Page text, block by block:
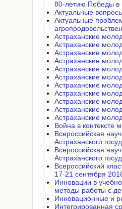
80-летию Победы в
Актуальные
Актуальные
Астраханские
Астраханские
Астраханские
Астраханские
Астраханские
Астраханские
Астраханские
Астраханские
Астраханские
Астраханские
Астраханские
Война в контексте
Всероссийская
Астраханского
Всероссийская
Астраханского
Всероссийский
17-21 сентября
Инновации в
методы работы с
Инновационные и
Интегрированная